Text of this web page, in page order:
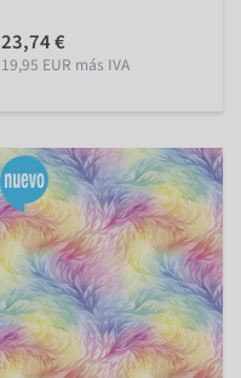
23,74 €
19,95 EUR más IVA